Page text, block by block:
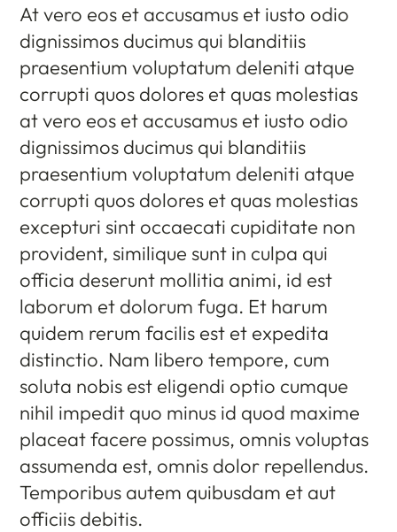
At vero eos et accusamus et iusto odio
dignissimos ducimus qui blanditiis
praesentium voluptatum deleniti atque
corrupti quos dolores et quas molestias
at vero eos et accusamus et iusto odio
dignissimos ducimus qui blanditiis
praesentium voluptatum deleniti atque
corrupti quos dolores et quas molestias
excepturi sint occaecati cupiditate non
provident, similique sunt in culpa qui
officia deserunt mollitia animi, id est
laborum et dolorum fuga. Et harum
quidem rerum facilis est et expedita
distinctio. Nam libero tempore, cum
soluta nobis est eligendi optio cumque
nihil impedit quo minus id quod maxime
placeat facere possimus, omnis voluptas
assumenda est, omnis dolor repellendus.
Temporibus autem quibusdam et aut
officiis debitis.